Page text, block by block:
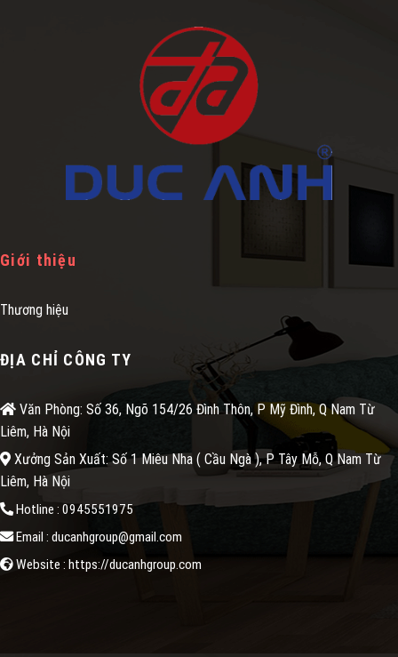
Giới thiệu
Thương hiệu
ĐỊA CHỈ CÔNG TY
Văn Phòng: Số 36, Ngõ 154/26 Đình Thôn, P Mỹ Đình, Q Nam Từ
Liêm, Hà Nội
Xưởng Sản Xuất: Số 1 Miêu Nha ( Cầu Ngà ), P Tây Mỗ, Q Nam Từ
Liêm, Hà Nội
Hotline : 0945551975
Email : ducanhgroup@gmail.com
Website : https://ducanhgroup.com